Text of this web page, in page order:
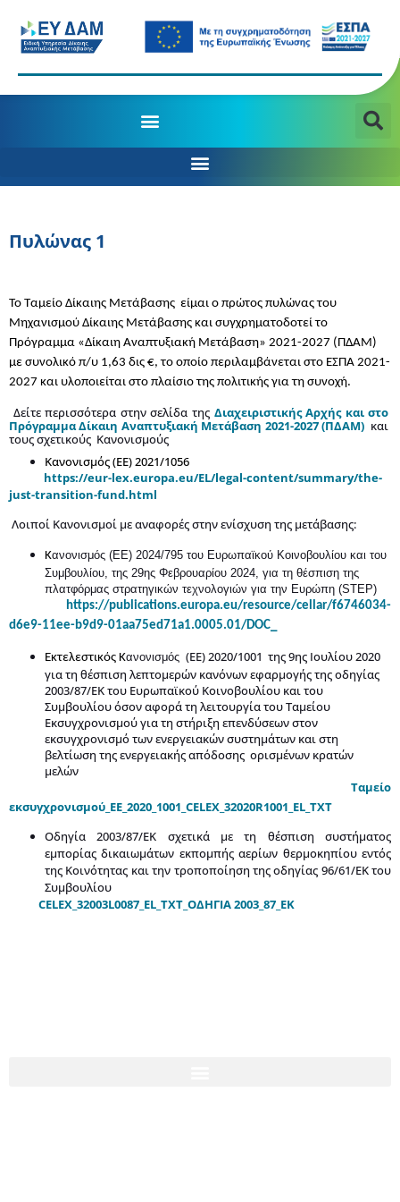
Πυλώνας 1
Το Ταμείο Δίκαιης Μετάβασης είμαι ο πρώτος πυλώνας του
Μηχανισμού Δίκαιης Μετάβασης και συγχρηματοδοτεί το
Πρόγραμμα «Δίκαιη Αναπτυξιακή Μετάβαση» 2021-2027 (ΠΔΑΜ)
με συνολικό π/υ 1,63 δις €, το οποίο περιλαμβάνεται στο ΕΣΠΑ 2021-
2027 και υλοποιείται στο πλαίσιο της πολιτικής για τη συνοχή.
Δείτε περισσότερα στην σελίδα της Διαχειριστικής Αρχής και στο
Πρόγραμμα Δίκαιη Αναπτυξιακή Μετάβαση 2021-2027 (ΠΔΑΜ) και
τους σχετικούς Κανονισμούς
Κανονισμός (ΕΕ) 2021/1056
https://eur-lex.europa.eu/EL/legal-content/summary/the-
just-transition-fund.html
Λοιποί Κανονισμοί με αναφορές στην ενίσχυση της μετάβασης:
Κανονισμός (ΕΕ) 2024/795 του Ευρωπαϊκού Κοινοβουλίου και του
Συμβουλίου, της 29ης Φεβρουαρίου 2024, για τη θέσπιση της
πλατφόρμας στρατηγικών τεχνολογιών για την Ευρώπη (STEP)
https://publications.europa.eu/resource/cellar/f6746034-
d6e9-11ee-b9d9-01aa75ed71a1.0005.01/DOC_
Εκτελεστικός Κανονισμός (ΕΕ) 2020/1001 της 9ης Ιουλίου 2020
για τη θέσπιση λεπτομερών κανόνων εφαρμογής της οδηγίας
2003/87/ΕΚ του Ευρωπαϊκού Κοινοβουλίου και του
Συμβουλίου όσον αφορά τη λειτουργία του Ταμείου
Εκσυγχρονισμού για τη στήριξη επενδύσεων στον
εκσυγχρονισμό των ενεργειακών συστημάτων και στη
βελτίωση της ενεργειακής απόδοσης ορισμένων κρατών
μελών
Ταμείο
εκσυγχρονισμού_ΕΕ_2020_1001_CELEX_32020R1001_EL_TXT
Οδηγία 2003/87/ΕΚ σχετικά µε τη θέσπιση συστήµατος
εµπορίας δικαιωµάτων εκποµπής αερίων θερµοκηπίου εντός
της Κοινότητας και την τροποποίηση της οδηγίας 96/61/ΕΚ του
Συµβουλίου
CELEX_32003L0087_EL_TXT_Ο∆ΗΓΙΑ 2003_87_ΕΚ